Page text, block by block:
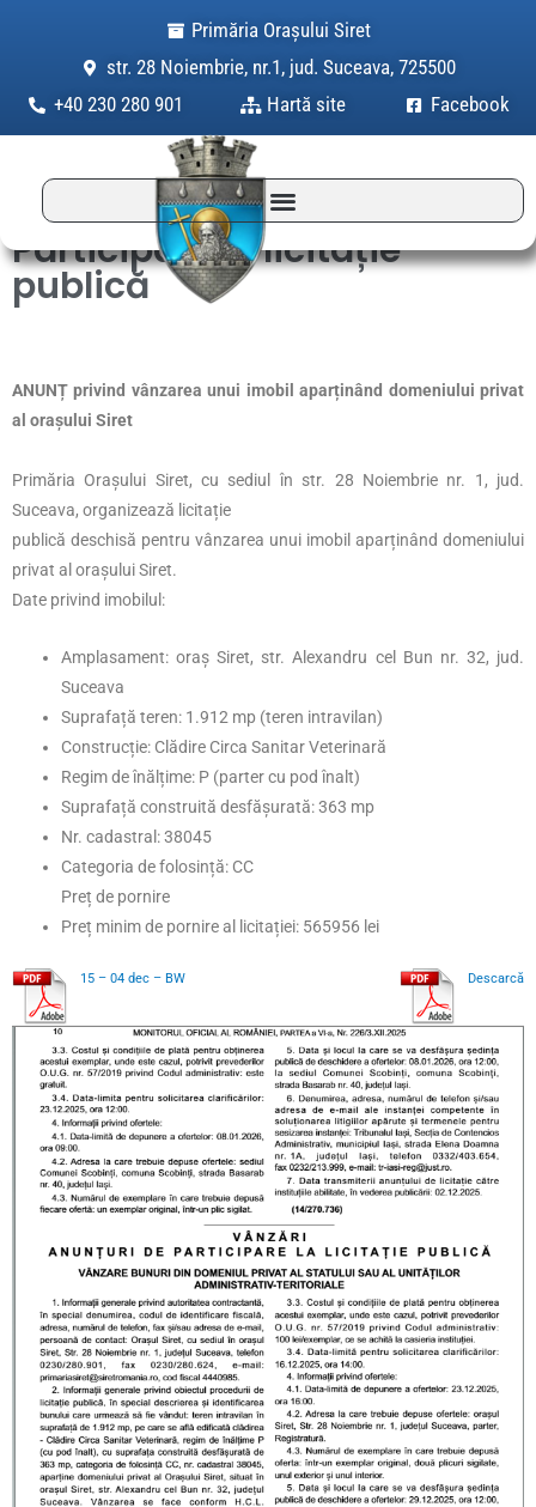
Primăria Orașului Siret
str. 28 Noiembrie, nr.1, jud. Suceava, 725500
+40 230 280 901
Hartă site Facebook
Participare la licitație
publică
ANUNȚ privind vânzarea unui imobil aparținând domeniului privat
al orașului Siret
Primăria Orașului Siret, cu sediul în str. 28 Noiembrie nr. 1, jud.
Suceava, organizează licitație
publică deschisă pentru vânzarea unui imobil aparținând domeniului
privat al orașului Siret.
Date privind imobilul:
Amplasament: oraș Siret, str. Alexandru cel Bun nr. 32, jud.
Suceava
Suprafață teren: 1.912 mp (teren intravilan)
Construcție: Clădire Circa Sanitar Veterinară
Regim de înălțime: P (parter cu pod înalt)
Suprafață construită desfășurată: 363 mp
Nr. cadastral: 38045
Categoria de folosință: CC
Preț de pornire
Preț minim de pornire al licitației: 565956 lei
15 – 04 dec – BW Descarcă